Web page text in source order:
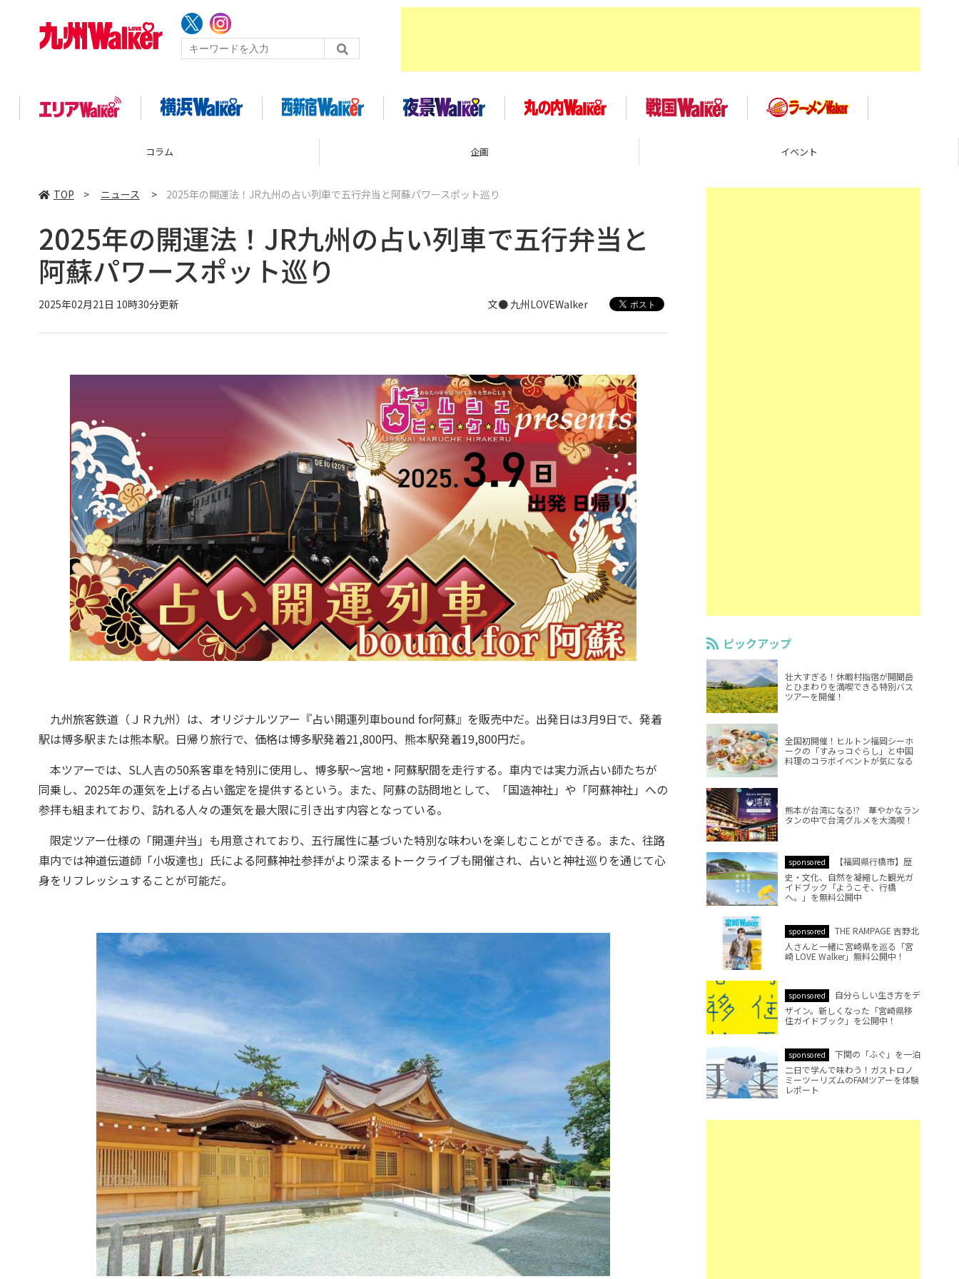
企画 イベント グルメ
TOP > ニュース > 2025年の開運法！JR九州の占い列車で五行弁当と阿蘇パワースポット巡り
2025年の開運法！JR九州の占い列車で五行弁当と
阿蘇パワースポット巡り
2025年02月21日 10時30分更新 文● 九州LOVEWalker
九州旅客鉄道（ＪＲ九州）は、オリジナルツアー『占い開運列車bound for阿蘇』を販売中だ。出発日は3月9日で、発着
駅は博多駅または熊本駅。日帰り旅行で、価格は博多駅発着21,800円、熊本駅発着19,800円だ。
本ツアーでは、SL人吉の50系客車を特別に使用し、博多駅～宮地・阿蘇駅間を走行する。車内では実力派占い師たちが
同乗し、2025年の運気を上げる占い鑑定を提供するという。また、阿蘇の訪問地として、「国造神社」や「阿蘇神社」への
参拝も組まれており、訪れる人々の運気を最大限に引き出す内容となっている。
限定ツアー仕様の「開運弁当」も用意されており、五行属性に基づいた特別な味わいを楽しむことができる。また、往路
車内では神道伝道師「小坂達也」氏による阿蘇神社参拝がより深まるトークライブも開催され、占いと神社巡りを通じて心
身をリフレッシュすることが可能だ。
ピックアップ
壮大すぎる！休暇村指宿が開聞岳
とひまわりを満喫できる特別バス
ツアーを開催！
全国初開催！ヒルトン福岡シーホ
ークの「すみっコぐらし」と中国
料理のコラボイベントが気になる
熊本が台湾になる!? 華やかなラン
タンの中で台湾グルメを大満喫！
sponsored
【福岡県行橋市】歴
史・文化、自然を凝縮した観光ガ
イドブック「ようこそ、行橋
へ。」を無料公開中
sponsored
THE RAMPAGE 吉野北
人さんと一緒に宮崎県を巡る「宮
崎 LOVE Walker」無料公開中！
sponsored
自分らしい生き方をデ
ザイン。新しくなった「宮崎県移
住ガイドブック」を公開中！
sponsored
下関の「ふぐ」を一泊
二日で学んで味わう！ガストロノ
ミーツーリズムのFAMツアーを体験
レポート